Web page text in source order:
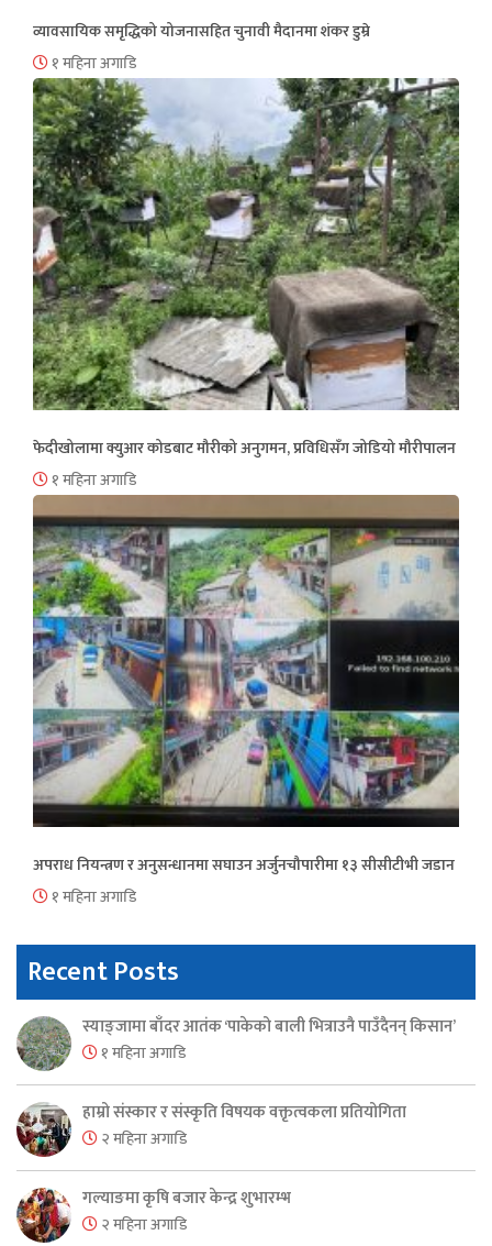
व्यावसायिक समृद्धिको योजनासहित चुनावी मैदानमा शंकर डुम्रे
१ महिना अगाडि
फेदीखोलामा क्युआर कोडबाट मौरीको अनुगमन, प्रविधिसँग जोडियो मौरीपालन
१ महिना अगाडि
अपराध नियन्त्रण र अनुसन्धानमा सघाउन अर्जुनचौपारीमा १३ सीसीटीभी जडान
१ महिना अगाडि
Recent Posts
स्याङ्जामा बाँदर आतंक ‘पाकेको बाली भित्राउनै पाउँदैनन् किसान’
१ महिना अगाडि
हाम्रो संस्कार र संस्कृति विषयक वक्तृत्वकला प्रतियोगिता
२ महिना अगाडि
गल्याङमा कृषि बजार केन्द्र शुभारम्भ
२ महिना अगाडि